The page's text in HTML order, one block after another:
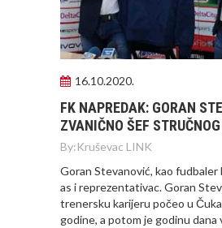
16.10.2020.
FK NAPREDAK: GORAN
ZVANIČNO ŠEF
By:Kruševac LINK
Goran Stevanović, kao fudbaler
as i reprezentativac. Goran
trenersku karijeru počeo u
godine, a potom je godinu dana